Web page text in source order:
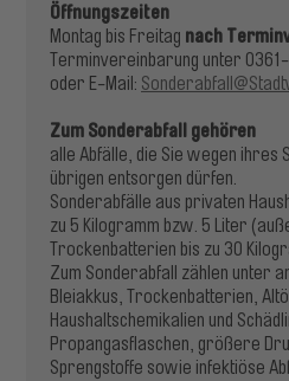
Öffnungszeiten
Montag bis Freitag nach
Terminvereinbarung unter
oder E-Mail:
Zum Sonderabfall gehören
alle Abfälle, die Sie wegen ihres
übrigen entsorgen dürfen.
Sonderabfälle aus privaten
zu 5 Kilogramm bzw. 5 Liter
Trockenbatterien bis zu 30
Zum Sonderabfall zählen unter
Bleiakkus, Trockenbatterien,
Haushaltschemikalien und
Propangasflaschen, größere
Sprengstoffe sowie infektiöse